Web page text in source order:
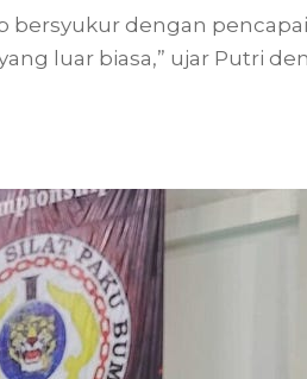
bersyukur dengan
luar biasa,” ujar Putri